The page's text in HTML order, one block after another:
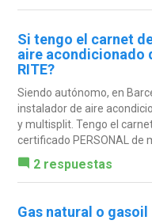
Si tengo el carnet
aire acondicionado
RITE?
Siendo autónomo, en
instalador de aire
y multisplit. Tengo el
certificado PERSONAL de
2 respuestas
Gas natural o gasoil